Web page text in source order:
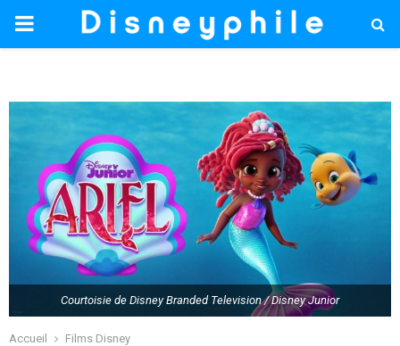
PRIMARY
Courtoisie de Disney Branded Television / Disney Junior
Accueil
Films Disney